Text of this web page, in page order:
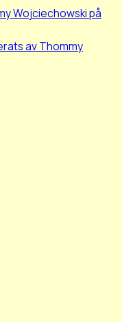
Wojciechowski på
av Thommy